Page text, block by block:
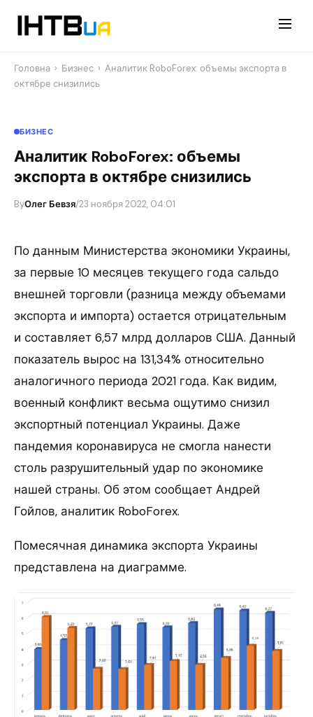
Головна › Бизнес › Аналитик RoboForex: объемы экспорта в
октябре снизились
БИЗНЕС
Аналитик RoboForex: объемы
экспорта в октябре снизились
ByОлег Бевзя/23 ноября 2022, 04:01
По данным Министерства экономики Украины,
за первые 10 месяцев текущего года сальдо
внешней торговли (разница между объемами
экспорта и импорта) остается отрицательным
и составляет 6,57 млрд долларов США. Данный
показатель вырос на 131,34% относительно
аналогичного периода 2021 года. Как видим,
военный конфликт весьма ощутимо снизил
экспортный потенциал Украины. Даже
пандемия коронавируса не смогла нанести
столь разрушительный удар по экономике
нашей страны. Об этом сообщает Андрей
Гойлов, аналитик RoboForex.
Помесячная динамика экспорта Украины
представлена на диаграмме.